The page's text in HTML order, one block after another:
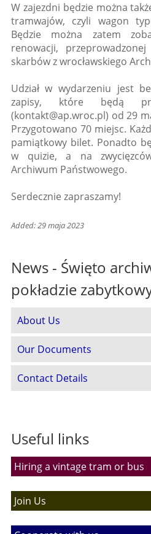
W zajezdni będzie można
tramwajów, czyli wagon
Będzie można zatem
renowacji,
skarbów z wrocławskiego
Udział w wydarzeniu jest
zapisy, które będą
(kontakt@ap.wroc.pl) od 29
Przygotowano 70 miejsc.
pamiątkowy bilet. Ponadto
w quizie, a na
Archiwum Państwowego.
Serdecznie zapraszamy!
Added: 29 maja 2023
News - Święto
pokładzie
About Us
Our Documents
Contact Details
Useful links
Hiring a vintage tram or bus
Join Us